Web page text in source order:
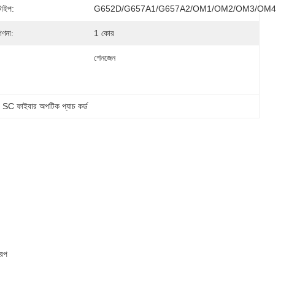
G652D/G657A1/G657A2/OM1/OM2/OM3/OM4
1 কোর
শেনজেন
SC ফাইবার অপটিক প্যাচ কর্ড